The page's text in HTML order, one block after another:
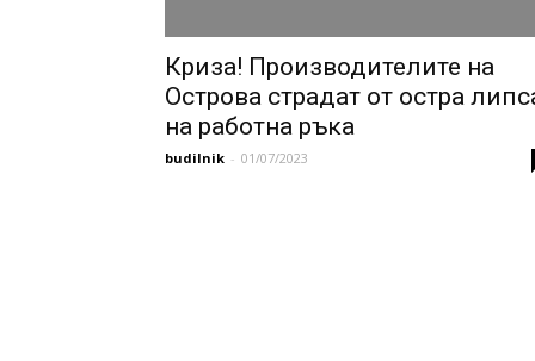
Криза! Производителите на
Острова страдат от остра
на работна ръка
budilnik - 01/07/2023